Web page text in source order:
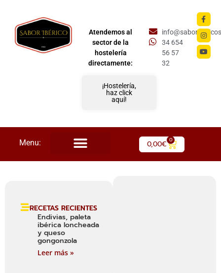
Atendemos al
sector de la
hostelería
directamente:
¡Hostelería,
haz click
aquí!
34 654
56 57
32
Menu: 0,00€ 0
RECETAS RECIENTES
Endivias, paleta
ibérica loncheada
y queso
gongonzola
Leer más »